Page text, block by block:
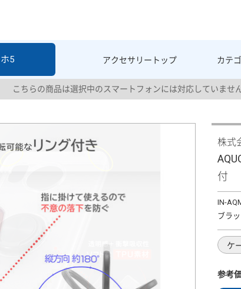
アクセサリー トップ カテ
5
こちらの商品は選択中のスマートフォンには対応していません
株式
付
IN-
ブラ
ケ
参考